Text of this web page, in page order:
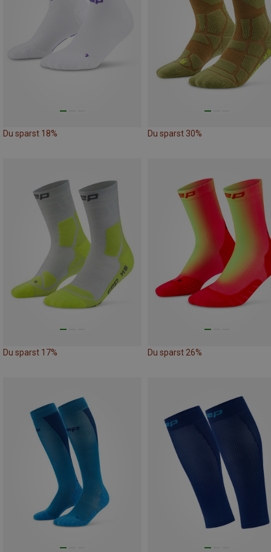
Du sparst 18% Du sparst 30%
Du sparst 17% Du sparst 26%